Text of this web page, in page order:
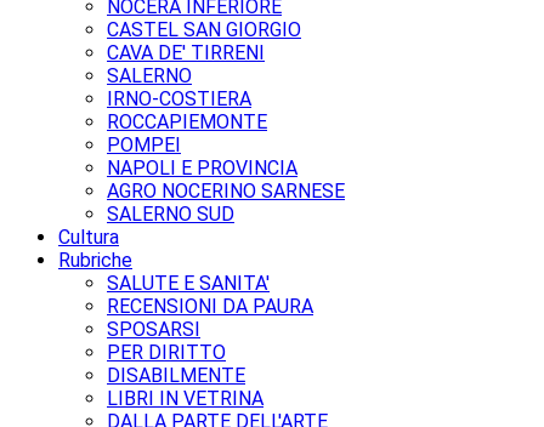
NOCERA INFERIORE
CASTEL SAN GIORGIO
CAVA DE' TIRRENI
SALERNO
IRNO-COSTIERA
ROCCAPIEMONTE
POMPEI
NAPOLI E PROVINCIA
AGRO NOCERINO SARNESE
SALERNO SUD
Cultura
Rubriche
SALUTE E SANITA'
RECENSIONI DA PAURA
SPOSARSI
PER DIRITTO
DISABILMENTE
LIBRI IN VETRINA
DALLA PARTE DELL'ARTE